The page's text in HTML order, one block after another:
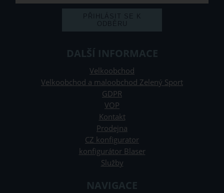
DALŠÍ INFORMACE
Velkoobchod
Velkoobchod a maloobchod Zelený Sport
GDPR
VOP
Kontakt
Prodejna
CZ konfigurator
konfigurátor Blaser
Služby
NAVIGACE